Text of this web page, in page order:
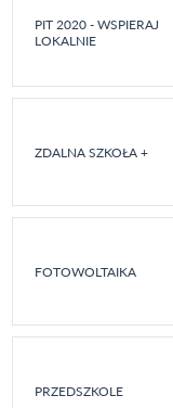
PIT 2020 - WSPIERAJ
LOKALNIE
ZDALNA SZKOŁA +
FOTOWOLTAIKA
PRZEDSZKOLE